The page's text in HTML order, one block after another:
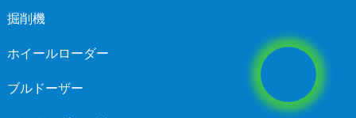
掘削機
ホイールローダー
ブルドーザー